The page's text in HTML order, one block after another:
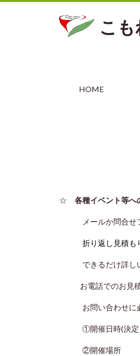
こ
HOME
☆ 各種イベント等へ
メールか問合せフ
折り返し見積も
できるだけ詳しい
お電話でのお見積も
お問い合わせに
①開催日時(決定
②開催場所